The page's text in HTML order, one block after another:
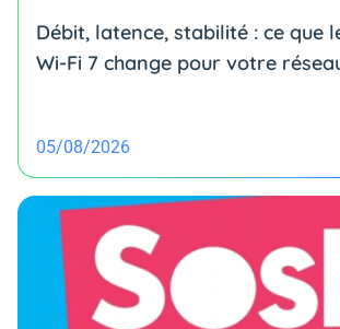
Débit, latence, stabilité : ce que
Wi-Fi 7 change pour votre
05/08/2026